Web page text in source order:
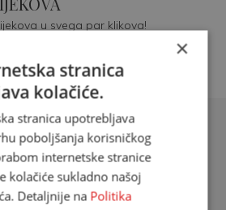
2 = kardiovaskularna
u svega par klikova!
×
stranica
kolačiće.
stranica upotrebljava
poboljšanja korisničkog
internetske stranice
kolačiće sukladno našoj
Detaljnije na Politika